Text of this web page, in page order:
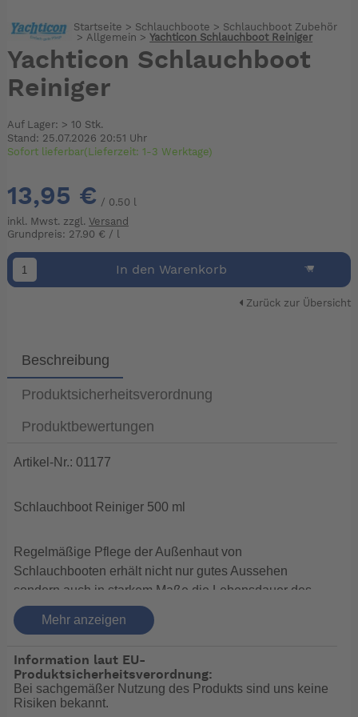
Startseite > Schlauchboote > Schlauchboot Zubehör
>Allgemein > Yachticon Schlauchboot Reiniger
Yachticon Schlauchboot
Reiniger
Auf Lager: > 10 Stk.
Stand: 25.07.2026 20:51 Uhr
Sofort lieferbar(Lieferzeit: 1-3 Werktage)
13,95 € / 0.50 l
inkl. Mwst. zzgl. Versand
Grundpreis: 27.90 € / l
In den Warenkorb
Zurück zur Übersicht
Beschreibung
Produktsicherheitsverordnung
Produktbewertungen
Artikel-Nr.: 01177
Schlauchboot Reiniger 500 ml
Regelmäßige Pflege der Außenhaut von
Schlauchbooten erhält nicht nur gutes Aussehen
sondern auch in starkem Maße die Lebensdauer des
Materials.
denen sich Schlauchboote lange Zeit ohne Aufwand
und Mühe in Topform halten lassen. Reinigt alle
Schlauchboote aus PVC, Gummi, Hypalon und
Mehr anzeigen
Information laut EU-
Produktsicherheitsverordnung:
Bei sachgemäßer Nutzung des Produkts sind uns keine
Risiken bekannt.